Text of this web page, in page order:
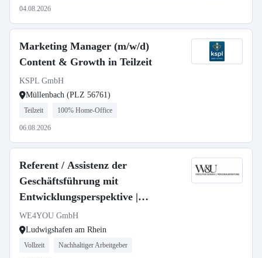
04.08.2026
Marketing Manager (m/w/d)
Content & Growth in Teilzeit
KSPL GmbH
Müllenbach (PLZ 56761)
Teilzeit 100% Home-Office
06.08.2026
Referent / Assistenz der
Geschäftsführung mit
Entwicklungsperspektive |
Organisations- & Office
Management | Schnittstellenfunktion
[m/w/d]
WE4YOU GmbH
Ludwigshafen am Rhein
Vollzeit Nachhaltiger Arbeitgeber